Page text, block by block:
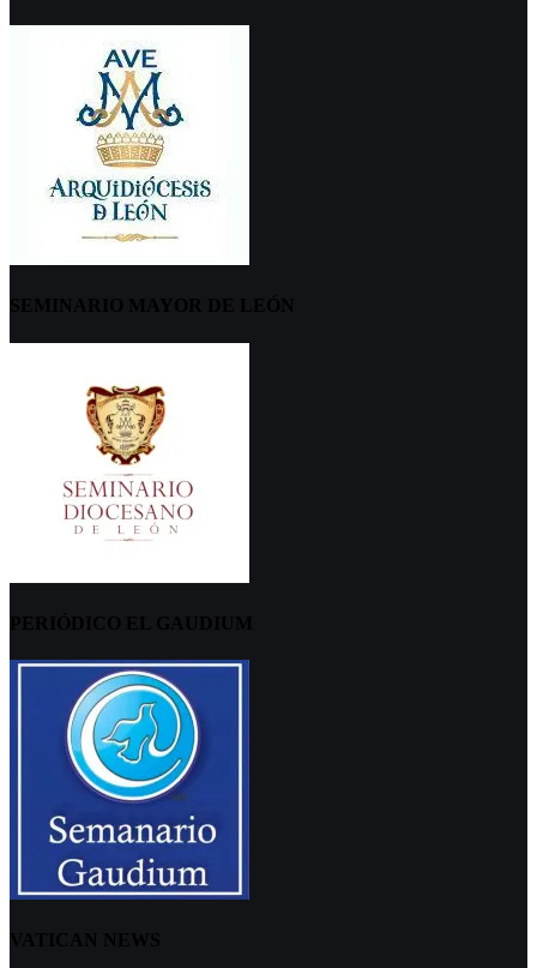
SEMINARIO MAYOR DE LEÓN
PERIÓDICO EL GAUDIUM
VATICAN NEWS